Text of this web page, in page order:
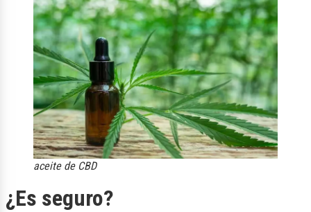
aceite de CBD
¿Es seguro?